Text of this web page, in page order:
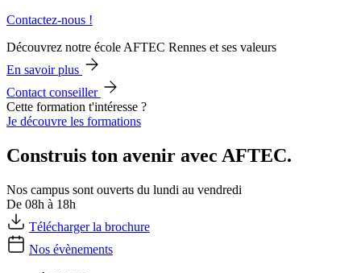
Contactez-nous !
Découvrez notre école AFTEC Rennes et ses valeurs
En savoir plus
Contact conseiller
Cette formation t'intéresse ?
Je découvre les formations
Construis ton avenir avec AFTEC.
Nos campus sont ouverts du lundi au vendredi
De 08h à 18h
Télécharger la brochure
Nos évènements